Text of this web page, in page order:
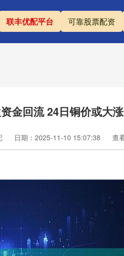
联丰优配平台 可靠股票配资
金回流 24日铜价或大涨
日期：2025-11-10 15:07:38 查